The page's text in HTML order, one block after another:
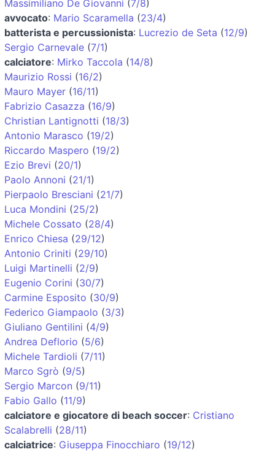
Massimiliano De Giovanni (7/8)
avvocato: Mario Scaramella (23/4)
batterista e percussionista: Lucrezio de Seta (12/9)
Sergio Carnevale (7/1)
calciatore: Mirko Taccola (14/8)
Maurizio Rossi (16/2)
Mauro Mayer (16/11)
Fabrizio Casazza (16/9)
Christian Lantignotti (18/3)
Antonio Marasco (19/2)
Riccardo Maspero (19/2)
Ezio Brevi (20/1)
Paolo Annoni (21/1)
Pierpaolo Bresciani (21/7)
Luca Mondini (25/2)
Michele Cossato (28/4)
Enrico Chiesa (29/12)
Antonio Criniti (29/10)
Luigi Martinelli (2/9)
Eugenio Corini (30/7)
Carmine Esposito (30/9)
Federico Giampaolo (3/3)
Giuliano Gentilini (4/9)
Andrea Deflorio (5/6)
Michele Tardioli (7/11)
Marco Sgrò (9/5)
Sergio Marcon (9/11)
Fabio Gallo (11/9)
calciatore e giocatore di beach soccer: Cristiano
Scalabrelli (28/11)
calciatrice: Giuseppa Finocchiaro (19/12)